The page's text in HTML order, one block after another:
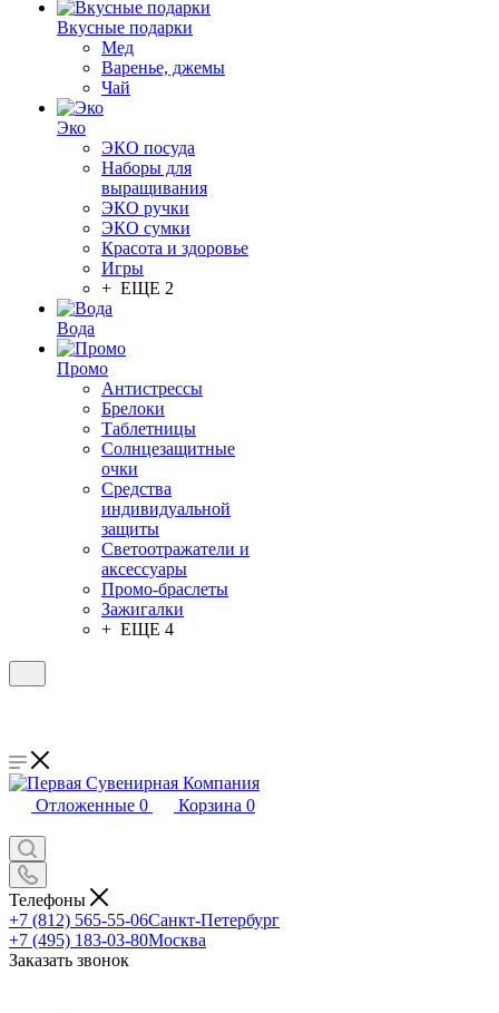
Вкусные подарки
Мед
Варенье, джемы
Чай
Эко
ЭКО посуда
Наборы для
выращивания
ЭКО ручки
ЭКО сумки
Красота и здоровье
Игры
+ ЕЩЕ 2
Вода
Промо
Антистрессы
Брелоки
Таблетницы
Солнцезащитные
очки
Средства
индивидуальной
защиты
Светоотражатели и
аксессуары
Промо-браслеты
Зажигалки
+ ЕЩЕ 4
Отложенные 0 Корзина 0
Телефоны
+7 (812) 565-55-06Санкт-Петербург
+7 (495) 183-03-80Москва
Заказать звонок